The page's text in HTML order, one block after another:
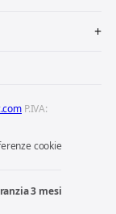
P.IVA:
cookie
3 mesi